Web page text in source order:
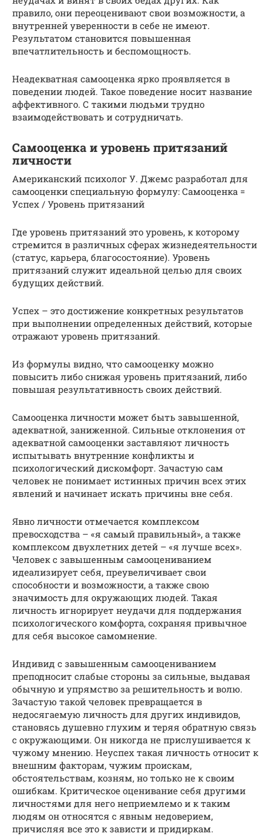
правило, они переоценивают свои возможности, а
внутренней уверенности в себе не имеют.
Результатом становится повышенная
впечатлительность и беспомощность.
Неадекватная самооценка ярко проявляется в
поведении людей. Такое поведение носит название
аффективного. С такими людьми трудно
взаимодействовать и сотрудничать.
Самооценка и уровень притязаний
личности
Американский психолог У. Джемс разработал для
самооценки специальную формулу: Самооценка =
Успех / Уровень притязаний
Где уровень притязаний это уровень, к которому
стремится в различных сферах жизнедеятельности
(статус, карьера, благосостояние). Уровень
притязаний служит идеальной целью для своих
будущих действий.
Успех – это достижение конкретных результатов
при выполнении определенных действий, которые
отражают уровень притязаний.
Из формулы видно, что самооценку можно
повысить либо снижая уровень притязаний, либо
повышая результативность своих действий.
Самооценка личности может быть завышенной,
адекватной, заниженной. Сильные отклонения от
адекватной самооценки заставляют личность
испытывать внутренние конфликты и
психологический дискомфорт. Зачастую сам
человек не понимает истинных причин всех этих
явлений и начинает искать причины вне себя.
Явно личности отмечается комплексом
превосходства – «я самый правильный», а также
комплексом двухлетних детей – «я лучше всех».
Человек с завышенным самооцениванием
идеализирует себя, преувеличивает свои
способности и возможности, а также свою
значимость для окружающих людей. Такая
личность игнорирует неудачи для поддержания
психологического комфорта, сохраняя привычное
для себя высокое самомнение.
Индивид с завышенным самооцениванием
преподносит слабые стороны за сильные, выдавая
обычную и упрямство за решительность и волю.
Зачастую такой человек превращается в
недосягаемую личность для других индивидов,
становясь душевно глухим и теряя обратную связь
с окружающими. Он никогда не прислушивается к
чужому мнению. Неуспех такая личность относит к
внешним факторам, чужим проискам,
обстоятельствам, козням, но только не к своим
ошибкам. Критическое оценивание себя другими
личностями для него неприемлемо и к таким
людям он относятся с явным недоверием,
причисляя все это к зависти и придиркам.